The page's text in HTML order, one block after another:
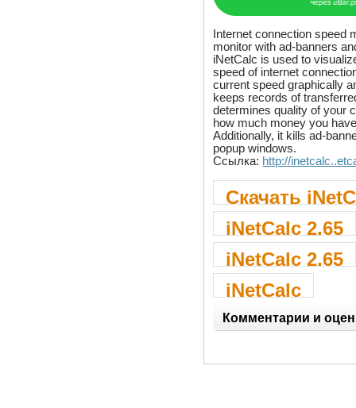
Internet connection speed
monitor with ad-banners
iNetCalc is used to
speed of internet
current speed graphically
keeps records of
determines quality of your
how much money you
Additionally, it kills ad-
popup windows.
Ссылка: http://
Скачать
iNetCalc 2.65
iNetCalc 2.65
iNetCalc
Комментарии и